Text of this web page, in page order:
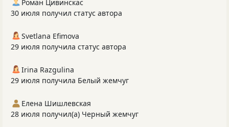
Роман Цивинскас
30 июля получил статус автора
Svetlana Efimova
29 июля получила статус автора
Irina Razgulina
29 июля получила Белый жемчуг
Елена Шишлевская
28 июля получил(а) Черный жемчуг